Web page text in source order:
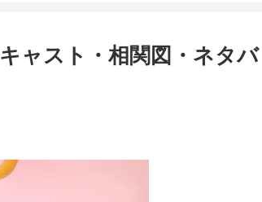
ャスト・相関図・ネタバ